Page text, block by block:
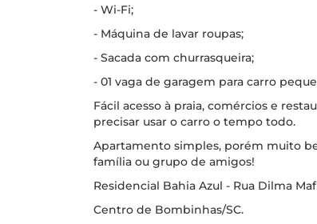
- Wi-Fi;
- Máquina de lavar roupas;
- Sacada com churrasqueira;
- 01 vaga de garagem para carro
Fácil acesso à praia, comércios e
precisar usar o carro o tempo todo.
Apartamento simples, porém muito
família ou grupo de amigos!
Residencial Bahia Azul - Rua Dilma
Centro de Bombinhas/SC.